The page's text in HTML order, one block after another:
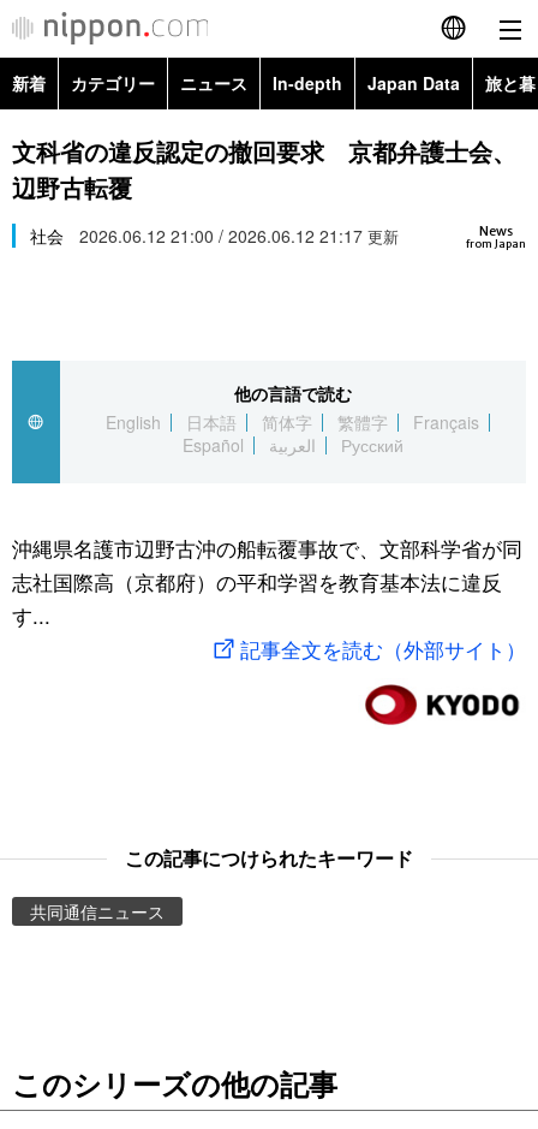
English
简体字
Русский
カテゴリー
経済・ビジネス
国際
文化
トップ
アーカイブ
In-depth
Japan Data
動画/Live
People
新着 カテゴリー ニュース In-depth Japan Data 旅と
政治・外交
経済・ビジネス
スポーツ・東京2020
Topics
文科省の違反認定の撤回要求 京都弁護士会、
辺野古転覆
News
from Japan
社会 2026.06.12 21:00 / 2026.06.12 21:17 更新
他の言語で読む
English
日本語 简体字 繁體字
Français
Español
العربية Русский
沖縄県名護市辺野古沖の船転覆事故で、文部科学省が同
志社国際高（京都府）の平和学習を教育基本法に違反
す...
記事全文を読む（外部サイト）
この記事につけられたキーワード
共同通信ニュース
このシリーズの他の記事